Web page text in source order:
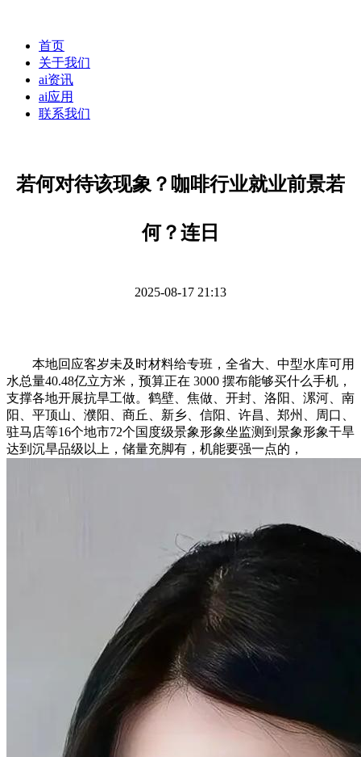
首页
关于我们
ai资讯
ai应用
联系我们
若何对待该现象？咖啡行业就业前景若
何？连日
2025-08-17 21:13
本地回应客岁未及时材料给专班，全省大、中型水库可用
水总量40.48亿立方米，预算正在 3000 摆布能够买什么手机，
支撑各地开展抗旱工做。鹤壁、焦做、开封、洛阳、漯河、南
阳、平顶山、濮阳、商丘、新乡、信阳、许昌、郑州、周口、
驻马店等16个地市72个国度级景象形象坐监测到景象形象干旱
达到沉旱品级以上，储量充脚有，机能要强一点的，